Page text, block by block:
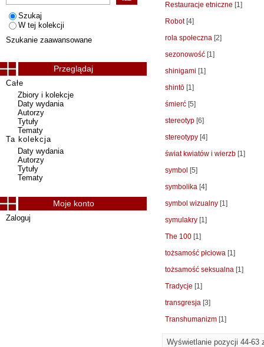
Restauracje etniczne [1]
Robot[4]
rola społeczna [2]
sezonowość [1]
shinigami [1]
shintō [1]
śmierć [5]
stereotyp [6]
stereotypy [4]
świat kwiatów i wierzb [1]
symbol [5]
symbolika [4]
symbol wizualny [1]
symulakry [1]
The 100 [1]
tożsamość płciowa [1]
tożsamość seksualna [1]
Tradycje [1]
transgresja [3]
Transhumanizm [1]
Wyświetlanie pozycji 44-63
Szukaj
W tej kolekcji
Szukanie zaawansowane
Przeglądaj
Całe
Zbiory i kolekcje
Daty wydania
Autorzy
Tytuły
Tematy
Ta kolekcja
Daty wydania
Autorzy
Tytuły
Tematy
Moje konto
Zaloguj